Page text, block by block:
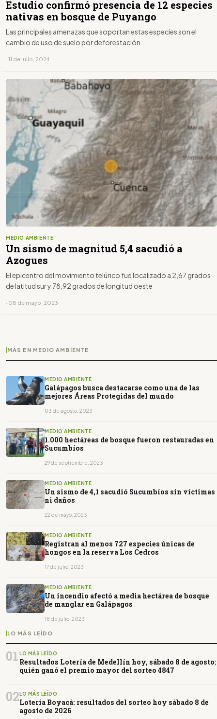
Estudio confirmó presencia de 12 especies
nativas en bosque de Puyango
Las principales amenazas que soportan estas especies son el
cambio de uso de suelo por deforestación
· 11 de julio, 2024
MEDIO AMBIENTE
Un sismo de magnitud 5,4 sacudió a
Azogues
El epicentro del movimiento telúrico fue localizado a 2,67 grados
de latitud sur y 78,92 grados de longitud oeste
· 08 de mayo, 2023
MÁS EN MEDIO AMBIENTE
MEDIO AMBIENTE
Galápagos busca destacarse como una de las
mejores Áreas Protegidas del mundo
03 de agosto, 2023
MEDIO AMBIENTE
1.000 hectáreas de bosque fueron restauradas en
Sucumbíos
29 de septiembre, 2023
MEDIO AMBIENTE
Un sismo de 4,1 sacudió Sucumbíos sin víctimas
ni daños
22 de mayo, 2023
MEDIO AMBIENTE
Registran al menos 727 especies únicas de
hongos en la reserva Los Cedros
17 de julio, 2023
MEDIO AMBIENTE
Un incendio afectó a media hectárea de bosque
de manglar en Galápagos
18 de julio, 2023
LO MÁS LEÍDO
01 LO MÁS LEÍDO
Resultados Lotería de Medellín hoy, sábado 8 de agosto:
quién ganó el premio mayor del sorteo 4847
02LO MÁS LEÍDO
Lotería Boyacá: resultados del sorteo hoy sábado 8 de
agosto de 2026